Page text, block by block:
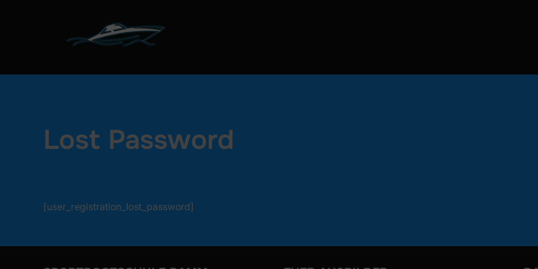
Lost Password
[user_registration_lost_password]